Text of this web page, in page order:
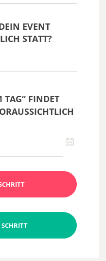
EVENT
STATT?
TAG“ FINDET